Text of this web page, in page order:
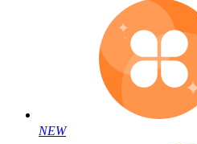
NEW